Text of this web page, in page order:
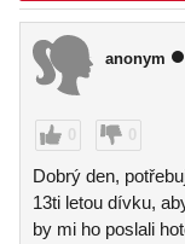
anonym
0 0
Dobrý den,
13ti letou dívku,
by mi ho poslali